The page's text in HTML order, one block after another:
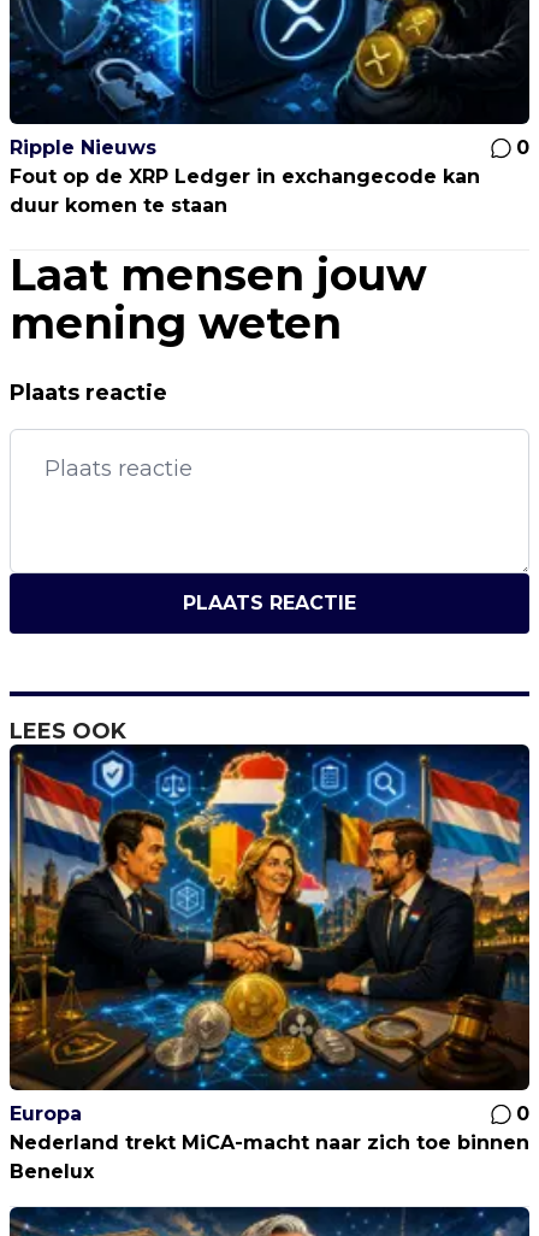
Ripple Nieuws
0
Fout op de XRP Ledger in exchangecode kan
duur komen te staan
Laat mensen jouw
mening weten
Plaats reactie
PLAATS REACTIE
LEES OOK
Europa
0
Nederland trekt MiCA-macht naar zich toe binnen
Benelux